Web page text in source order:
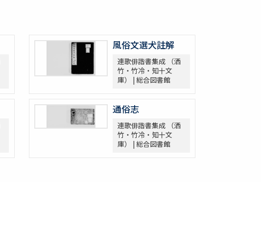
風俗文選犬註解
連歌俳諧書集成 （洒
竹・竹冷・知十文
庫） | 総合図書館
通俗志
連歌俳諧書集成 （洒
竹・竹冷・知十文
庫） | 総合図書館